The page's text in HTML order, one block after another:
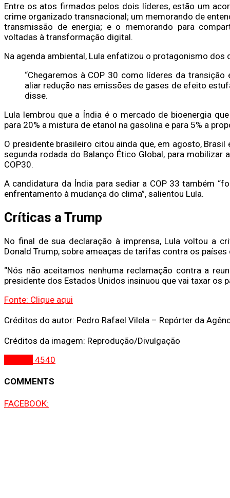
Entre os atos firmados pelos dois líderes, estão um
crime organizado transnacional; um memorando de
transmissão de energia; e o memorando para
voltadas à transformação digital.
Na agenda ambiental, Lula enfatizou o protagonismo dos
“Chegaremos à COP 30 como líderes da
aliar redução nas emissões de gases de efeito
disse.
Lula lembrou que a Índia é o mercado de bioenergia
para 20% a mistura de etanol na gasolina e para 5% a
O presidente brasileiro citou ainda que, em agosto, Brasil
segunda rodada do Balanço Ético Global, para
COP30.
A candidatura da Índia para sediar a COP 33 também
enfrentamento à mudança do clima”, salientou Lula.
Críticas a Trump
No final de sua declaração à imprensa, Lula voltou a
Donald Trump, sobre ameaças de tarifas contra os
“Nós não aceitamos nenhuma reclamação contra a
presidente dos Estados Unidos insinuou que vai taxar os
Fonte: Clique aqui
Créditos do autor: Pedro Rafael Vilela – Repórter da
Créditos da imagem: Reprodução/Divulgação
4540
COMMENTS
FACEBOOK: